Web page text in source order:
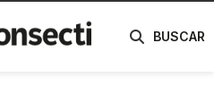
BUSCAR